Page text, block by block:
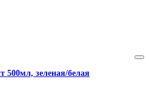
500мл, зеленая/белая